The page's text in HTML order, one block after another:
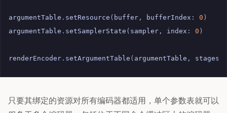
argumentTable . setResource ( buffer , bufferIndex : 0 )
argumentTable . setSamplerState ( sampler , index : 0 )
renderEncoder . setArgumentTable ( argumentTable , stages
只要其绑定的资源对所有编码器都适用，单个参数表就可以